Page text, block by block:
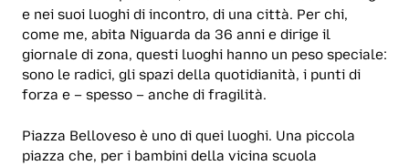
e nei suoi luoghi di incontro, di una città. Per chi,
come me, abita Niguarda da 36 anni e dirige il
giornale di zona, questi luoghi hanno un peso speciale:
sono le radici, gli spazi della quotidianità, i punti di
forza e – spesso – anche di fragilità.
Piazza Belloveso è uno di quei luoghi. Una piccola
piazza che, per i bambini della vicina scuola